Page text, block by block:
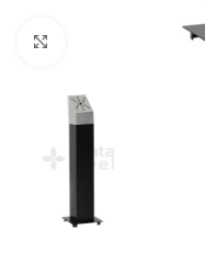
Büyütmek için tıklayın